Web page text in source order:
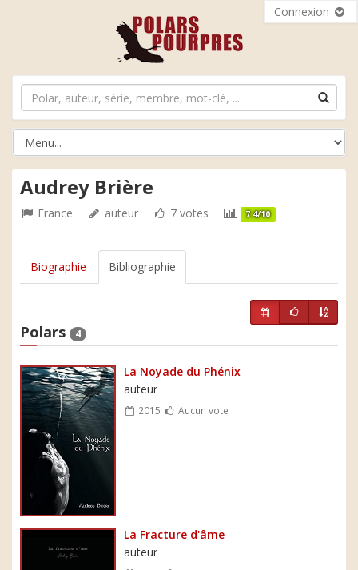
Connexion
Audrey Brière
France auteur 7 votes 7.4/10
Biographie Bibliographie
Polars 4
La Noyade du Phénix
auteur
2015 Aucun vote
La Fracture d'âme
auteur